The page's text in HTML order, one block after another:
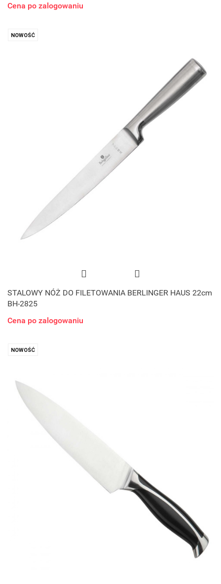
Cena po zalogowaniu
NOWOŚĆ
STALOWY NÓŻ DO FILETOWANIA BERLINGER HAUS 22cm
BH-2825
Cena po zalogowaniu
NOWOŚĆ